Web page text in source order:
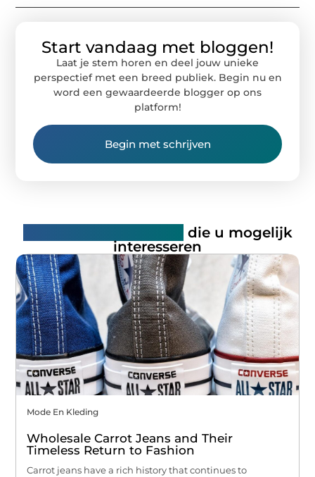
Start vandaag met bloggen!
Laat je stem horen en deel jouw unieke
perspectief met een breed publiek. Begin nu en
word een gewaardeerde blogger op ons
platform!
Begin met schrijven
die u mogelijk
interesseren
Mode En Kleding
Wholesale Carrot Jeans and Their
Timeless Return to Fashion
Carrot jeans have a rich history that continues to